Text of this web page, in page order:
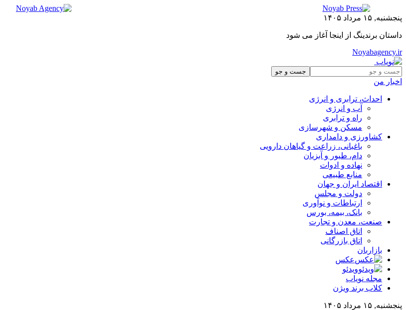
پنجشنبه, ۱۵ مرداد ۱۴۰۵
داستان برندینگ از اینجا آغاز می شود
Noyabagency.ir
اخبار من
احداث، ترابری و انرژی
آب و انرژی
راه و ترابری
مسکن و شهرسازی
کشاورزی و دامداری
باغبانی، زراعت و گیاهان دارویی
دام، طیور و آبزیان
نهاده و ادوات
منابع طبیعی
اقتصاد ایران و جهان
دولت و مجلس
ارتباطات و نوآوری
بانک، بیمه، بورس
صنعت، معدن و تجارت
اتاق اصناف
اتاق بازرگانی
بازاربان
عکس
ویدئو
مجله نویاب
کلاب برند ویژن
پنجشنبه, ۱۵ مرداد ۱۴۰۵